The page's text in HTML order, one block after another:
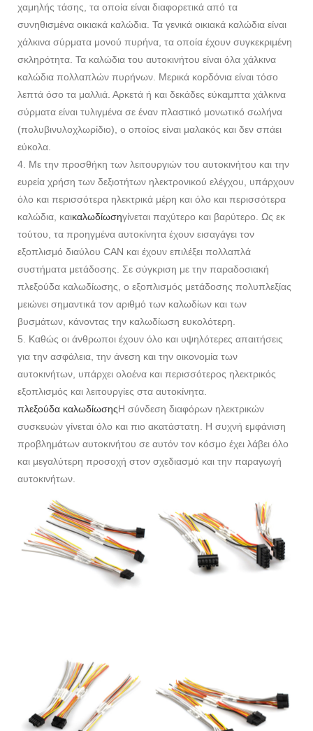
χαμηλής τάσης, τα οποία είναι διαφορετικά από τα
συνηθισμένα οικιακά καλώδια. Τα γενικά οικιακά καλώδια είναι
χάλκινα σύρματα μονού πυρήνα, τα οποία έχουν συγκεκριμένη
σκληρότητα. Τα καλώδια του αυτοκινήτου είναι όλα χάλκινα
καλώδια πολλαπλών πυρήνων. Μερικά κορδόνια είναι τόσο
λεπτά όσο τα μαλλιά. Αρκετά ή και δεκάδες εύκαμπτα χάλκινα
σύρματα είναι τυλιγμένα σε έναν πλαστικό μονωτικό σωλήνα
(πολυβινυλοχλωρίδιο), ο οποίος είναι μαλακός και δεν σπάει
εύκολα.
4. Με την προσθήκη των λειτουργιών του αυτοκινήτου και την
ευρεία χρήση των δεξιοτήτων ηλεκτρονικού ελέγχου, υπάρχουν
όλο και περισσότερα ηλεκτρικά μέρη και όλο και περισσότερα
καλώδια, καικαλωδίωσηγίνεται παχύτερο και βαρύτερο. Ως εκ
τούτου, τα προηγμένα αυτοκίνητα έχουν εισαγάγει τον
εξοπλισμό διαύλου CAN και έχουν επιλέξει πολλαπλά
συστήματα μετάδοσης. Σε σύγκριση με την παραδοσιακή
πλεξούδα καλωδίωσης, ο εξοπλισμός μετάδοσης πολυπλεξίας
μειώνει σημαντικά τον αριθμό των καλωδίων και των
βυσμάτων, κάνοντας την καλωδίωση ευκολότερη.
5. Καθώς οι άνθρωποι έχουν όλο και υψηλότερες απαιτήσεις
για την ασφάλεια, την άνεση και την οικονομία των
αυτοκινήτων, υπάρχει ολοένα και περισσότερος ηλεκτρικός
εξοπλισμός και λειτουργίες στα αυτοκίνητα.
πλεξούδα καλωδίωσηςΗ σύνδεση διαφόρων ηλεκτρικών
συσκευών γίνεται όλο και πιο ακατάστατη. Η συχνή εμφάνιση
προβλημάτων αυτοκινήτου σε αυτόν τον κόσμο έχει λάβει όλο
και μεγαλύτερη προσοχή στον σχεδιασμό και την παραγωγή
αυτοκινήτων.